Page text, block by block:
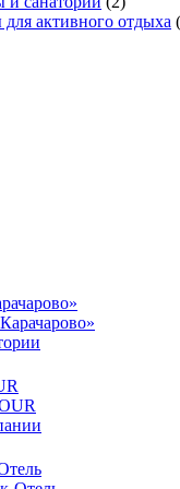
активного отдыха